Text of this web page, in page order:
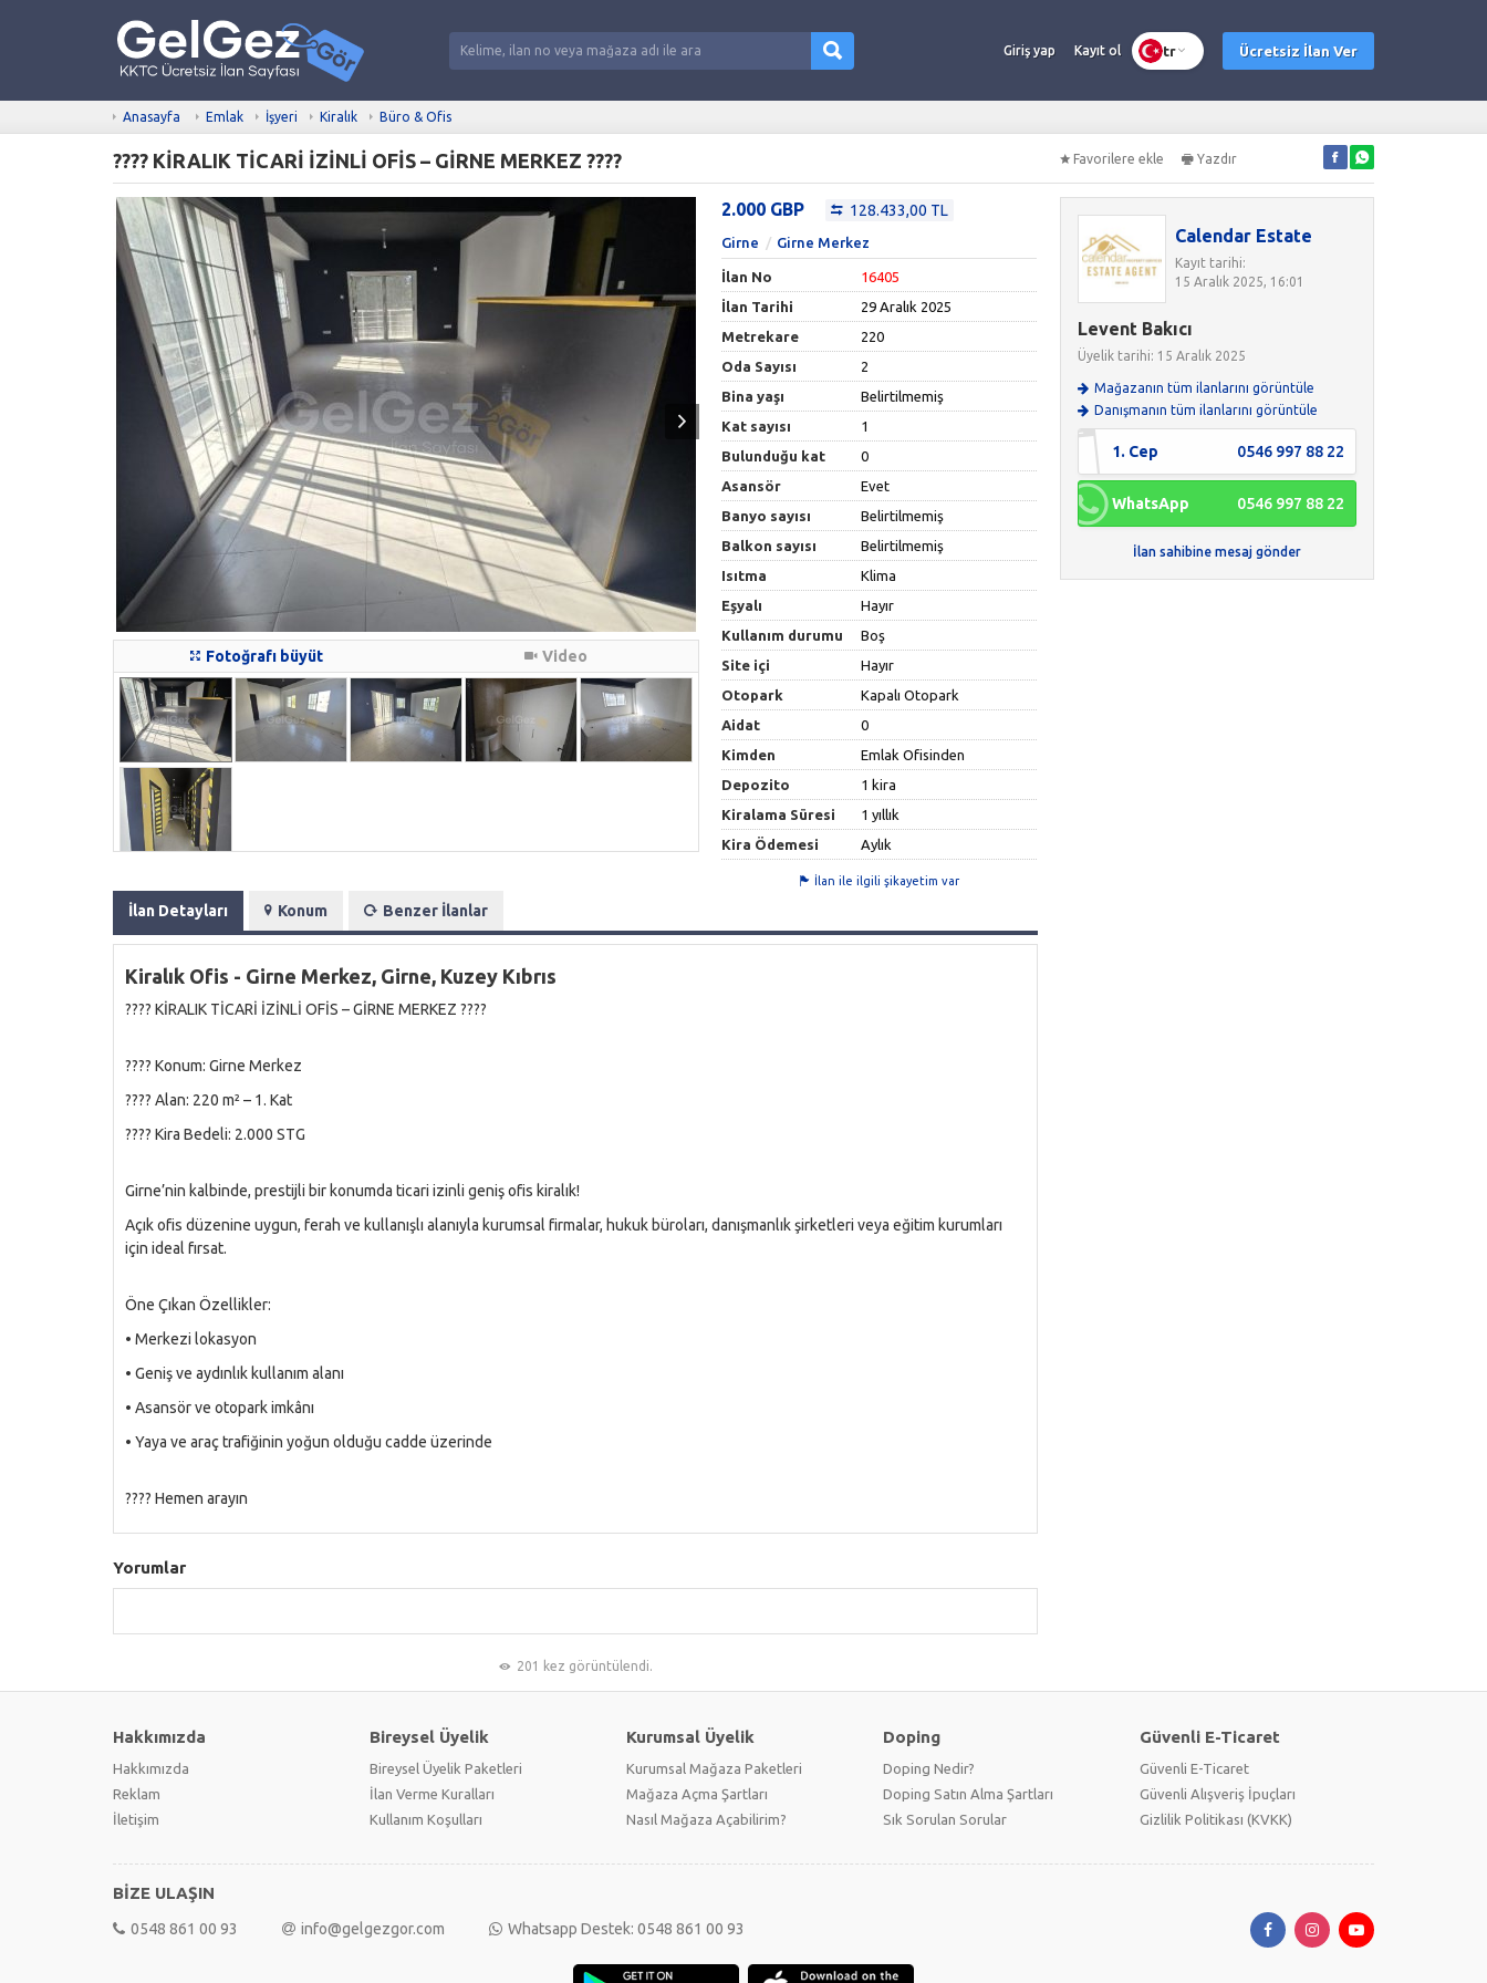
Giriş yap Kayıt ol tr Ücretsiz İlan Ver
Anasayfa Emlak İşyeri Kiralık Büro & Ofis
???? KİRALIK TİCARİ İZİNLİ OFİS – GİRNE MERKEZ ???? Favorilere ekle Yazdır
Fotoğrafı büyüt Video
2.000 GBP 128.433,00 TL
Girne Girne Merkez
İlan No
16405
İlan Tarihi
29 Aralık 2025
Metrekare
220
Oda Sayısı
2
Bina yaşı
Belirtilmemiş
Kat sayısı
1
Bulunduğu kat
0
Asansör
Evet
Banyo sayısı
Belirtilmemiş
Balkon sayısı
Belirtilmemiş
Isıtma
Klima
Eşyalı
Hayır
Kullanım durumu
Boş
Site içi
Hayır
Otopark
Kapalı Otopark
Aidat
0
Kimden
Emlak Ofisinden
Depozito
1 kira
Kiralama Süresi
1 yıllık
Kira Ödemesi
Aylık
İlan ile ilgili şikayetim var
İlan Detayları Konum Benzer İlanlar
Kiralık Ofis - Girne Merkez, Girne, Kuzey Kıbrıs
???? KİRALIK TİCARİ İZİNLİ OFİS – GİRNE MERKEZ ????
???? Konum: Girne Merkez
???? Alan: 220 m² – 1. Kat
???? Kira Bedeli: 2.000 STG
Girne’nin kalbinde, prestijli bir konumda ticari izinli geniş ofis kiralık!
Açık ofis düzenine uygun, ferah ve kullanışlı alanıyla kurumsal firmalar, hukuk büroları, danışmanlık şirketleri veya eğitim kurumları
için ideal fırsat.
Öne Çıkan Özellikler:
• Merkezi lokasyon
• Geniş ve aydınlık kullanım alanı
• Asansör ve otopark imkânı
• Yaya ve araç trafiğinin yoğun olduğu cadde üzerinde
???? Hemen arayın
Yorumlar
201 kez görüntülendi.
Calendar Estate
Kayıt tarihi:
15 Aralık 2025, 16:01
Levent Bakıcı
Üyelik tarihi: 15 Aralık 2025
Mağazanın tüm ilanlarını görüntüle
Danışmanın tüm ilanlarını görüntüle
1. Cep 0546 997 88 22
WhatsApp 0546 997 88 22
İlan sahibine mesaj gönder
Hakkımızda
Hakkımızda
Reklam
İletişim
Bireysel Üyelik
Bireysel Üyelik Paketleri
İlan Verme Kuralları
Kullanım Koşulları
Kurumsal Üyelik
Kurumsal Mağaza Paketleri
Mağaza Açma Şartları
Nasıl Mağaza Açabilirim?
Doping
Doping Nedir?
Doping Satın Alma Şartları
Sık Sorulan Sorular
Güvenli E-Ticaret
Güvenli E-Ticaret
Güvenli Alışveriş İpuçları
Gizlilik Politikası (KVKK)
BİZE ULAŞIN
0548 861 00 93 info@gelgezgor.com Whatsapp Destek: 0548 861 00 93